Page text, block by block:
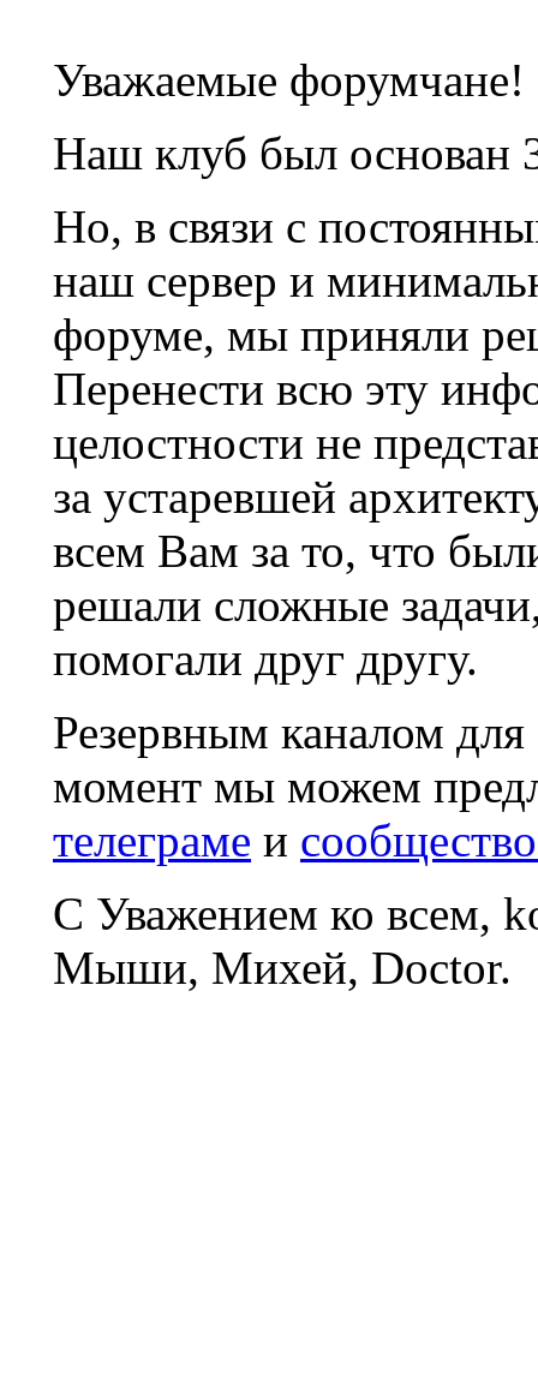
Уважаемые форумчане!
Наш клуб был основан
Но, в связи с
наш сервер и
форуме, мы приняли
Перенести всю эту
целостности не
за устаревшей
всем Вам за то, что
решали сложные
помогали друг другу.
Резервным каналом
момент мы можем
телеграме и
С Уважением ко всем,
Мыши, Михей, Doctor.